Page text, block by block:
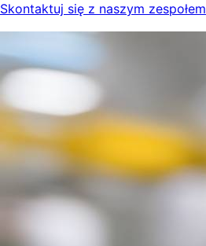
Skontaktuj się z naszym zespołem